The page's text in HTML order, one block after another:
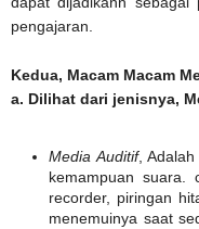
pengajaran.
Kedua, Macam Macam
a. Dilihat dari jenisnya,
Media Auditif,
kemampuan suara.
recorder, piringan
menemuinya saat